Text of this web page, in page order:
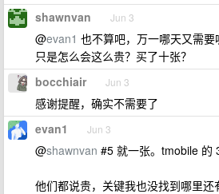
shawnvan Jun 3
@evan1 也不算吧，万一哪天又需要
只是怎么会这么贵？买了十张？
bocchiair Jun 3
感谢提醒，确实不需要了
evan1 Jun 3
@shawnvan #5 就一张。tmobile 的
他们都说贵，关键我也没找到哪里